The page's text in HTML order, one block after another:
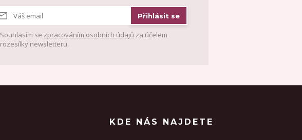
Přihlásit se
Souhlasím se zpracováním osobních údajů za účelem
rozesílky newsletteru.
KDE NÁS NAJDETE